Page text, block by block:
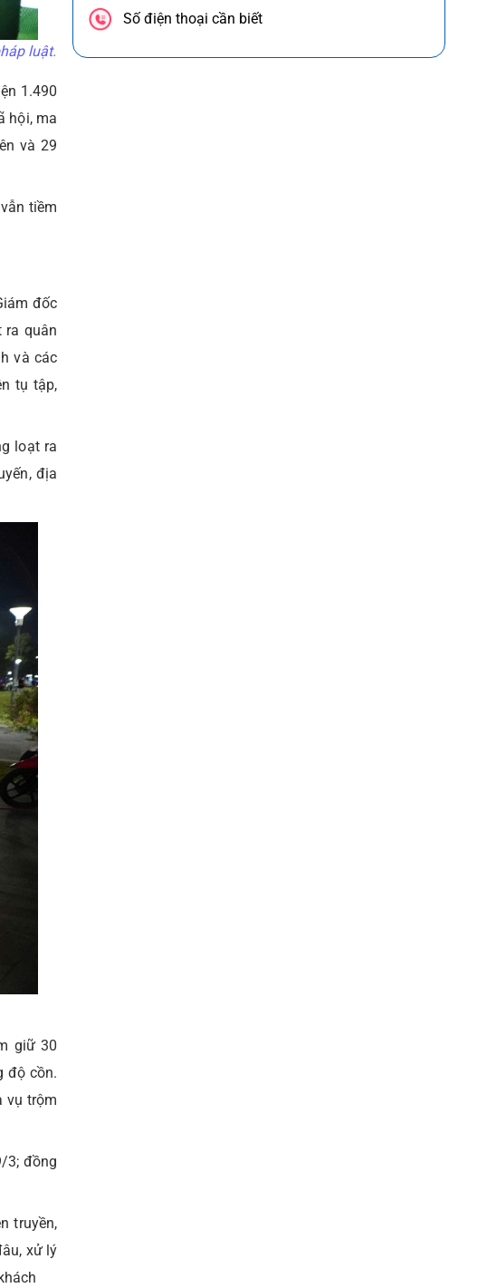
luật.
1.490
hội, ma
và 29
tiềm
đốc
ra quân
và các
tụ tập,
loạt ra
địa
giữ 30
độ cồn.
vụ trộm
3; đồng
truyền,
xử lý
Số điện thoại cần biết